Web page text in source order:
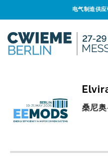
电气制造供
桑尼